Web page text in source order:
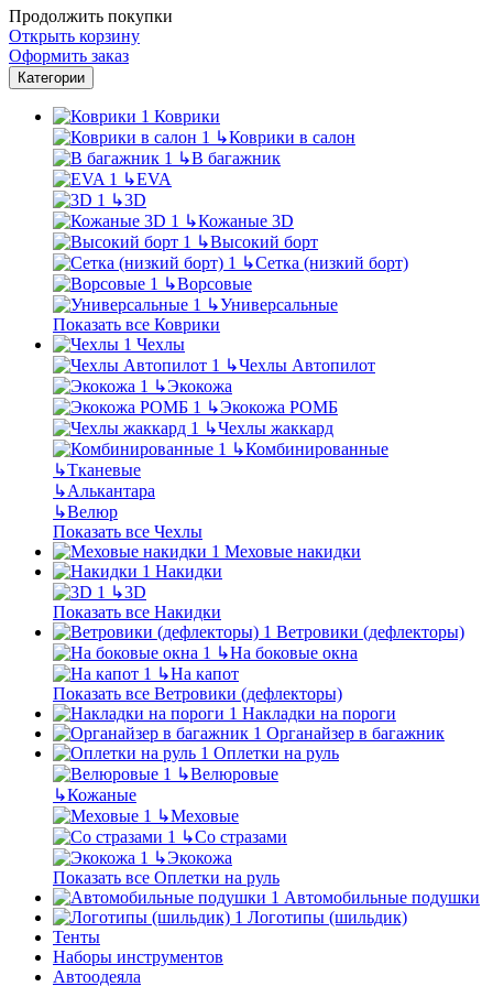
Продолжить покупки
Открыть корзину
Оформить заказ
Категории
Коврики
↳Коврики в салон
↳В багажник
↳EVA
↳3D
↳Кожаные 3D
↳Высокий борт
↳Сетка (низкий борт)
↳Ворсовые
↳Универсальные
Показать все Коврики
Чехлы
↳Чехлы Автопилот
↳Экокожа
↳Экокожа РОМБ
↳Чехлы жаккард
↳Комбинированные
↳Тканевые
↳Алькантара
↳Велюр
Показать все Чехлы
Меховые накидки
Накидки
↳3D
Показать все Накидки
Ветровики (дефлекторы)
↳На боковые окна
↳На капот
Показать все Ветровики (дефлекторы)
Накладки на пороги
Органайзер в багажник
Оплетки на руль
↳Велюровые
↳Кожаные
↳Меховые
↳Со стразами
↳Экокожа
Показать все Оплетки на руль
Автомобильные подушки
Логотипы (шильдик)
Тенты
Наборы инструментов
Автоодеяла